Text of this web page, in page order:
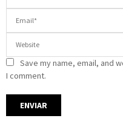
Save my name, email, and
I comment.